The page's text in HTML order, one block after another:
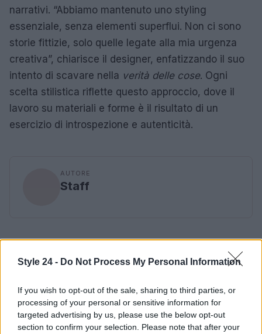
Style 24 - Do Not Process My Personal Information
If you wish to opt-out of the sale, sharing to third parties, or
processing of your personal or sensitive information for
targeted advertising by us, please use the below opt-out
section to confirm your selection. Please note that after your
narrativi. “Abbiamo mantenuto uno styling
essenziale, senza elementi superflui. Non ci sono
storie fittizie, solo quelle legate alla mia urgenza
creativa”, chiarisce il designer, enfatizzando il suo
intento di scavare nella verità delle cose. Ogni
scelta stilistica riflette questo approccio, dove il
lavoro su materiali e forme è il risultato di un
esercizio di introspezione e autenticità.
AUTORE
Staff